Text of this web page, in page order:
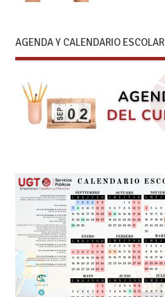
AGENDA Y CALENDARIO ESCOLAR